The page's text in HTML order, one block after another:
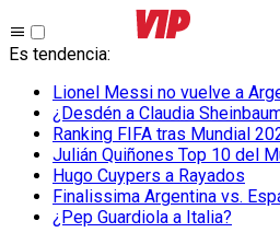
Es tendencia:
Lionel Messi no vuelve a
¿Desdén a Claudia
Ranking FIFA tras Mundial
Julián Quiñones Top 10 del
Hugo Cuypers a Rayados
Finalissima Argentina vs.
¿Pep Guardiola a Italia?